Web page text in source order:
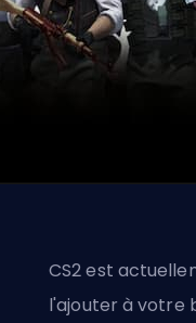
CS2 est
l'ajouter à votre